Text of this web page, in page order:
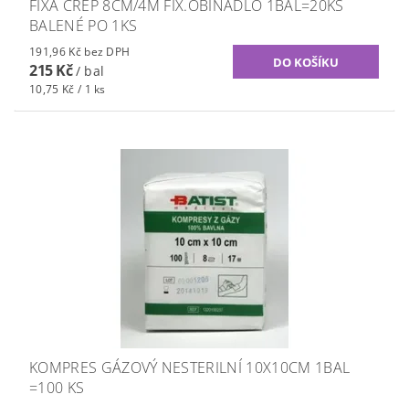
FIXA CREP 8CM/4M FIX.OBINADLO 1BAL=20KS
BALENÉ PO 1KS
191,96 Kč bez DPH
215 Kč/ bal
10,75 Kč / 1 ks
KOMPRES GÁZOVÝ NESTERILNÍ 10X10CM 1BAL
=100 KS